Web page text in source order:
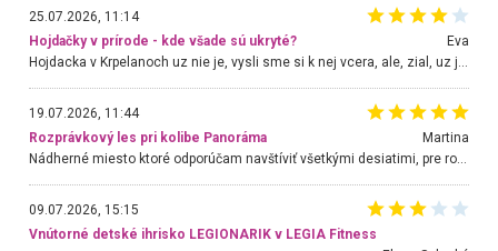
25.07.2026, 11:14
Hojdačky v prírode - kde všade sú ukryté?
Eva
Hojdacka v Krpelanoch uz nie je, vysli sme si k nej vcera, ale, zial, uz je znicena. Ak sem planujete cestu len kvoli hojdacke, mozete si ju usetrit. Krasny vyhlad je tu vsak aj bez hojdacky :-)
19.07.2026, 11:44
Rozprávkový les pri kolibe Panoráma
Martina
Nádherné miesto ktoré odporúčam navštíviť všetkými desiatimi, pre rodiny s deťmi, dôchodcom... Proste a jednoducho ozaj rozprávkový les.. určite ešte prídeme. Odniesli sme si na pamiatku krásne tričká,
09.07.2026, 15:15
Vnútorné detské ihrisko LEGIONARIK v LEGIA Fitness